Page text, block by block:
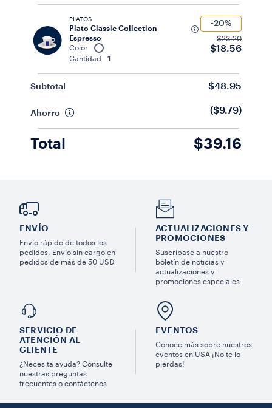
PLATOS
Plato Classic Collection
Espresso
Color
Cantidad
1
-20%
$23.20
$18.56
Subtotal $48.95
Ahorro ($9.79)
Total $39.16
ENVÍO
Envío rápido de todos los
pedidos. Envío sin cargo en
pedidos de más de 50 USD
ACTUALIZACIONES Y
PROMOCIONES
Suscríbase a nuestro
boletín de noticias y
actualizaciones y
promociones especiales
SERVICIO DE
ATENCIÓN AL
CLIENTE
¿Necesita ayuda? Consulte
nuestras preguntas
frecuentes o contáctenos
EVENTOS
Conoce más sobre nuestros
eventos en USA ¡No te lo
pierdas!